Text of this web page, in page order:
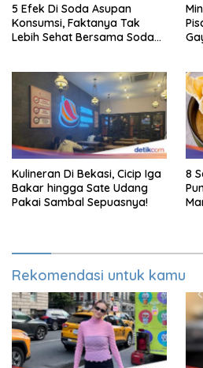
5 Efek Di Soda Asupan
Konsumsi, Faktanya Tak
Lebih Sehat Bersama Soda
Kulineran Di Bekasi, Cicip Iga
Bakar hingga Sate Udang
Pakai Sambal Sepuasnya!
8
Rekomendasi untuk kamu